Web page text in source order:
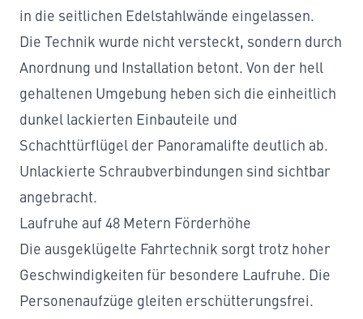
in die seitlichen Edelstahlwände eingelassen.
Die Technik wurde nicht versteckt, sondern durch
Anordnung und Installation betont. Von der hell
gehaltenen Umgebung heben sich die einheitlich
dunkel lackierten Einbauteile und
Schachttürflügel der Panoramalifte deutlich ab.
Unlackierte Schraubverbindungen sind sichtbar
angebracht.
Laufruhe auf 48 Metern Förderhöhe
Die ausgeklügelte Fahrtechnik sorgt trotz hoher
Geschwindigkeiten für besondere Laufruhe. Die
Personenaufzüge gleiten erschütterungsfrei.